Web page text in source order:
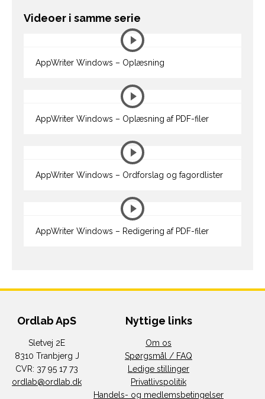
Videoer i samme serie
AppWriter Windows – Oplæsning
AppWriter Windows – Oplæsning af PDF-filer
AppWriter Windows – Ordforslag og fagordlister
AppWriter Windows – Redigering af PDF-filer
Ordlab ApS
Sletvej 2E
8310 Tranbjerg J
CVR: 37 95 17 73
ordlab@ordlab.dk
Nyttige links
Om os
Spørgsmål / FAQ
Ledige stillinger
Privatlivspolitik
Handels- og medlemsbetingelser